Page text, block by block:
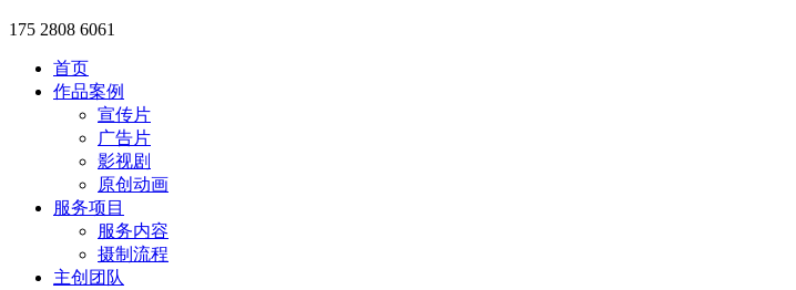
175 2808 6061
首页
作品案例
宣传片
广告片
影视剧
原创动画
服务项目
服务内容
摄制流程
主创团队